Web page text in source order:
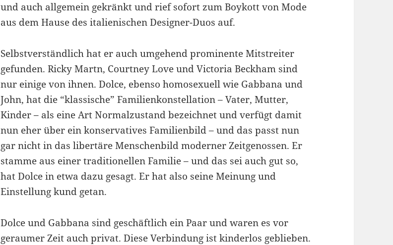
und auch allgemein gekränkt und rief sofort zum Boykott von Mode
aus dem Hause des italienischen Designer-Duos auf.
Selbstverständlich hat er auch umgehend prominente Mitstreiter
gefunden. Ricky Martn, Courtney Love und Victoria Beckham sind
nur einige von ihnen. Dolce, ebenso homosexuell wie Gabbana und
John, hat die “klassische” Familienkonstellation – Vater, Mutter,
Kinder – als eine Art Normalzustand bezeichnet und verfügt damit
nun eher über ein konservatives Familienbild – und das passt nun
gar nicht in das libertäre Menschenbild moderner Zeitgenossen. Er
stamme aus einer traditionellen Familie – und das sei auch gut so,
hat Dolce in etwa dazu gesagt. Er hat also seine Meinung und
Einstellung kund getan.
Dolce und Gabbana sind geschäftlich ein Paar und waren es vor
geraumer Zeit auch privat. Diese Verbindung ist kinderlos geblieben.